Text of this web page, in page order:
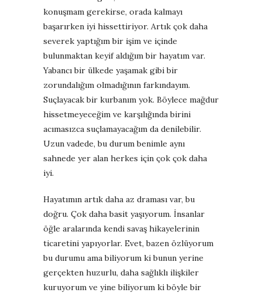
konuşmam gerekirse, orada kalmayı
başarırken iyi hissettiriyor. Artık çok daha
severek yaptığım bir işim ve içinde
bulunmaktan keyif aldığım bir hayatım var.
Yabancı bir ülkede yaşamak gibi bir
zorundalığım olmadığının farkındayım.
Suçlayacak bir kurbanım yok. Böylece mağdur
hissetmeyeceğim ve karşılığında birini
acımasızca suçlamayacağım da denilebilir.
Uzun vadede, bu durum benimle aynı
sahnede yer alan herkes için çok çok daha
iyi.
Hayatımın artık daha az draması var, bu
doğru. Çok daha basit yaşıyorum. İnsanlar
öğle aralarında kendi savaş hikayelerinin
ticaretini yapıyorlar. Evet, bazen özlüyorum
bu durumu ama biliyorum ki bunun yerine
gerçekten huzurlu, daha sağlıklı ilişkiler
kuruyorum ve yine biliyorum ki böyle bir